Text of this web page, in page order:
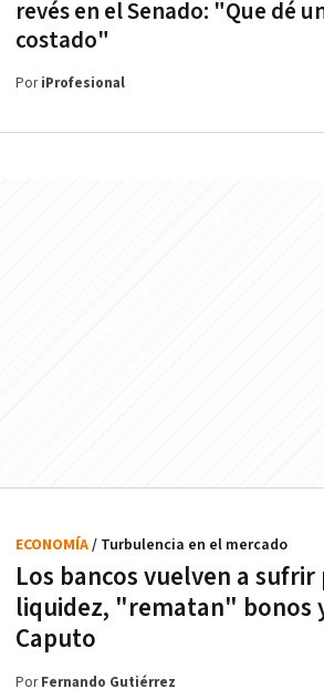
revés en el Senado: "Que dé
costado"
PoriProfesional
Los bancos vuelven a
liquidez, "rematan" bonos
Caputo
ECONOMÍA/ Turbulencia en el mercado
PorFernando Gutiérrez